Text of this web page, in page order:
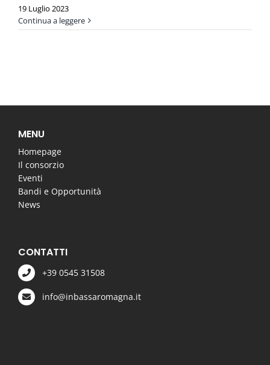
19 Luglio 2023
Continua a leggere
MENU
Homepage
Il consorzio
Eventi
Bandi e Opportunità
News
CONTATTI
+39 0545 31508
info@inbassaromagna.it